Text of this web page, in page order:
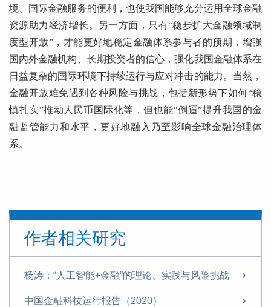
境、国际金融服务的便利，也使我国能够充分运用全球金融
资源助力经济增长。另一方面，只有“稳步扩大金融领域制
度型开放”，才能更好地稳定金融体系参与者的预期，增强
国内外金融机构、长期投资者的信心，强化我国金融体系在
日益复杂的国际环境下持续运行与应对冲击的能力。当然，
金融开放难免遇到各种风险与挑战，包括新形势下如何“稳
慎扎实”推动人民币国际化等，但也能“倒逼”提升我国的金
融监管能力和水平，更好地融入乃至影响全球金融治理体
系。
作者相关研究
杨涛：“人工智能+金融”的理论、实践与风险挑战
中国金融科技运行报告（2020）